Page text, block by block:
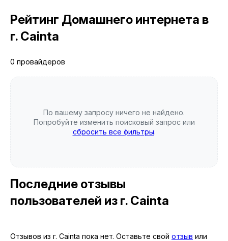
Рейтинг Домашнего интернета в
г. Cainta
0 провайдеров
По вашему запросу ничего не найдено.
Попробуйте изменить поисковый запрос или
сбросить все фильтры.
Последние отзывы
пользователей из г. Cainta
Отзывов из г. Cainta пока нет. Оставьте свой отзыв или